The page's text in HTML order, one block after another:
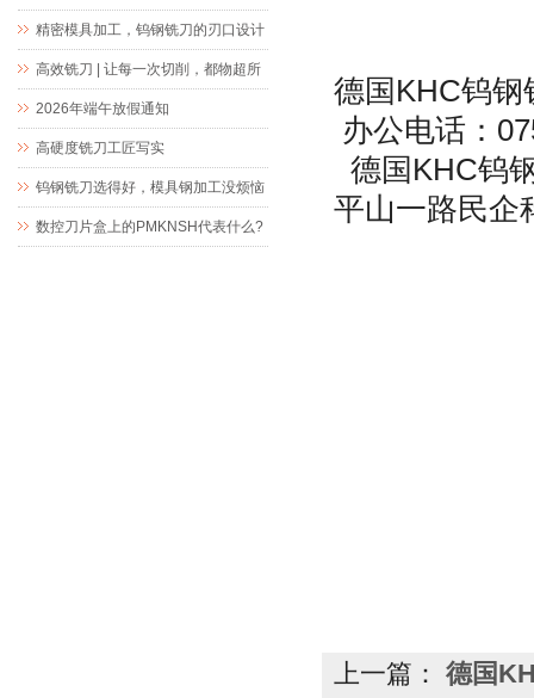
德国KHC钨
办公电话：
德国KHC钨
平山一路民企
上一篇： 德国
精密键槽加工而生
精密模具加工，钨钢铣刀的刃口设计
究竟藏着什么玄机
高效铣刀 | 让每一次切削，都物超所
值
2026年端午放假通知
高硬度铣刀工匠写实
钨钢铣刀选得好，模具钢加工没烦恼
数控刀片盒上的PMKNSH代表什么?